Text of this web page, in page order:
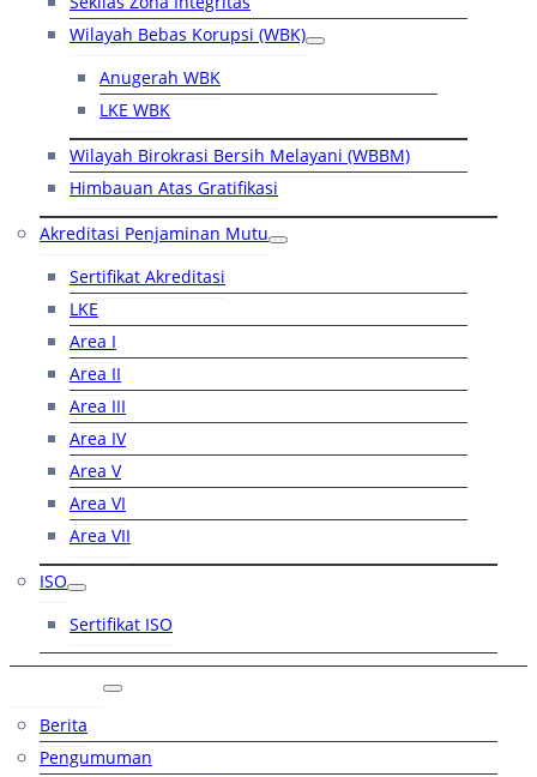
Wilayah Bebas Korupsi (WBK)
Anugerah WBK
LKE WBK
Wilayah Birokrasi Bersih Melayani (WBBM)
Himbauan Atas Gratifikasi
Akreditasi Penjaminan Mutu
Sertifikat Akreditasi
LKE
Area I
Area II
Area III
Area IV
Area V
Area VI
Area VII
ISO
Sertifikat ISO
Berita
Pengumuman